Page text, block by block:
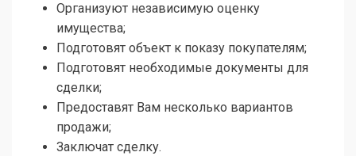
Организуют независимую оценку
имущества;
Подготовят объект к показу покупателям;
Подготовят необходимые документы для
сделки;
Предоставят Вам несколько вариантов
продажи;
Заключат сделку.